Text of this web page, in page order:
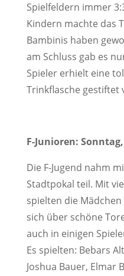
Spielfeldern immer
Kindern machte das
Bambinis haben
am Schluss gab es
Spieler erhielt eine
Trinkflasche gestiftet
F-Junioren:
Die F-Jugend nahm
Stadtpokal teil. Mit
spielten die
sich über schöne
auch in einigen
Es spielten: Bebars
Joshua Bauer, Elmar